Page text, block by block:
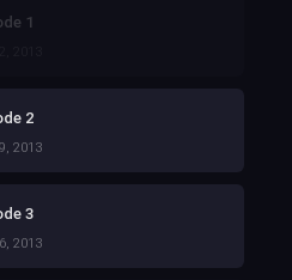
1
2
2013
3
2013